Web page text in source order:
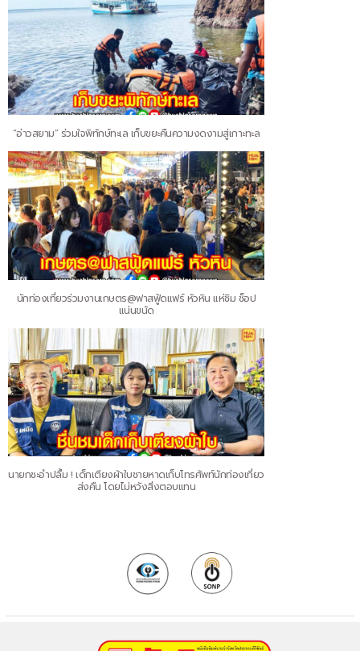
“อ่าวสยาม” ร่วมใจพิทักษ์ทะเล เก็บขยะคืนความงดงามสู่เกาะทะล
นักท่องเที่ยวร่วมงานเกษตร@ฟาสฟู้ดแฟร์ หัวหิน แห่ชิม ช็อป
แน่นขนัด
นายกชะอำปลื้ม ! เด็กเตียงผ้าใบชายหาดเก็บโทรศัพท์นักท่องเที่ยว
ส่งคืน โดยไม่หวังสิ่งตอบแทน